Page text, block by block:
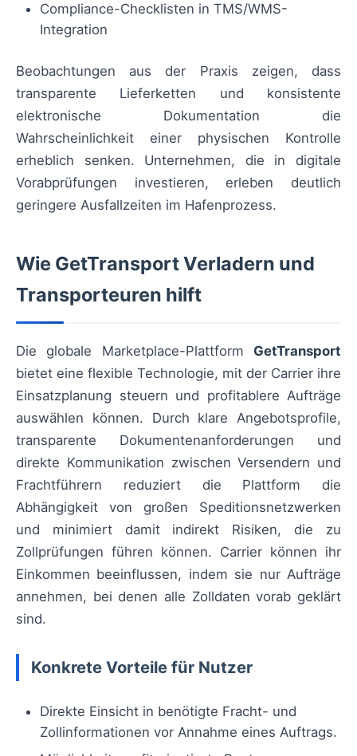
Compliance-Checklisten in TMS/WMS-
Integration
Beobachtungen aus der Praxis zeigen, dass
transparente Lieferketten und konsistente
elektronische Dokumentation die
Wahrscheinlichkeit einer physischen Kontrolle
erheblich senken. Unternehmen, die in digitale
Vorabprüfungen investieren, erleben deutlich
geringere Ausfallzeiten im Hafenprozess.
Wie GetTransport Verladern und
Transporteuren hilft
Die globale Marketplace-Plattform GetTransport
bietet eine flexible Technologie, mit der Carrier ihre
Einsatzplanung steuern und profitablere Aufträge
auswählen können. Durch klare Angebotsprofile,
transparente Dokumentenanforderungen und
direkte Kommunikation zwischen Versendern und
Frachtführern reduziert die Plattform die
Abhängigkeit von großen Speditionsnetzwerken
und minimiert damit indirekt Risiken, die zu
Zollprüfungen führen können. Carrier können ihr
Einkommen beeinflussen, indem sie nur Aufträge
annehmen, bei denen alle Zolldaten vorab geklärt
sind.
Konkrete Vorteile für Nutzer
Direkte Einsicht in benötigte Fracht- und
Zollinformationen vor Annahme eines Auftrags.